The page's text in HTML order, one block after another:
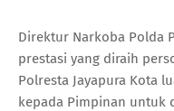
Direktur Narkoba Polda
prestasi yang diraih
Polresta Jayapura Kota
kepada Pimpinan untuk